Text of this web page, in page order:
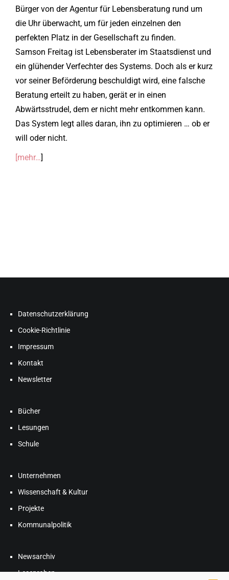
Bürger von der Agentur für Lebensberatung rund um
die Uhr überwacht, um für jeden einzelnen den
perfekten Platz in der Gesellschaft zu finden.
Samson Freitag ist Lebensberater im Staatsdienst und
ein glühender Verfechter des Systems. Doch als er kurz
vor seiner Beförderung beschuldigt wird, eine falsche
Beratung erteilt zu haben, gerät er in einen
Abwärtsstrudel, dem er nicht mehr entkommen kann.
Das System legt alles daran, ihn zu optimieren … ob er
will oder nicht.
[mehr…]
Datenschutzerklärung
Cookie-Richtlinie
Impressum
Kontakt
Newsletter
Bücher
Lesungen
Schule
Unternehmen
Wissenschaft & Kultur
Projekte
Kommunalpolitik
Newsarchiv
Leseproben